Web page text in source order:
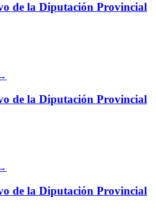
de la Diputación Provincial
de la Diputación Provincial
de la Diputación Provincial